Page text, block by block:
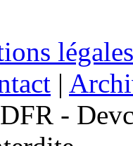
légales
|
-